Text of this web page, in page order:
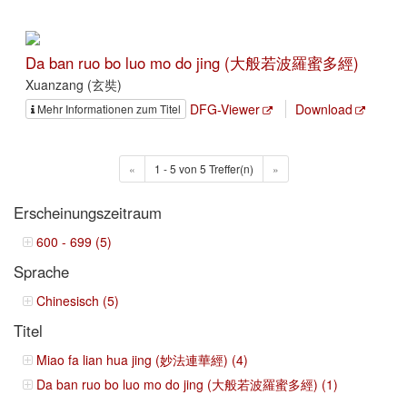
Da ban ruo bo luo mo do jing (大般若波羅蜜多經)
Xuanzang (玄奘)
Mehr Informationen zum Titel DFG-Viewer Download
« 1 - 5 von 5 Treffer(n) »
Erscheinungszeitraum
600 - 699 (5)
Sprache
Chinesisch (5)
Titel
Miao fa lian hua jing (妙法連華經) (4)
Da ban ruo bo luo mo do jing (大般若波羅蜜多經) (1)